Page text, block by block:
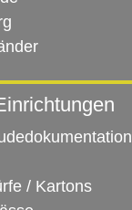
/ Kartons